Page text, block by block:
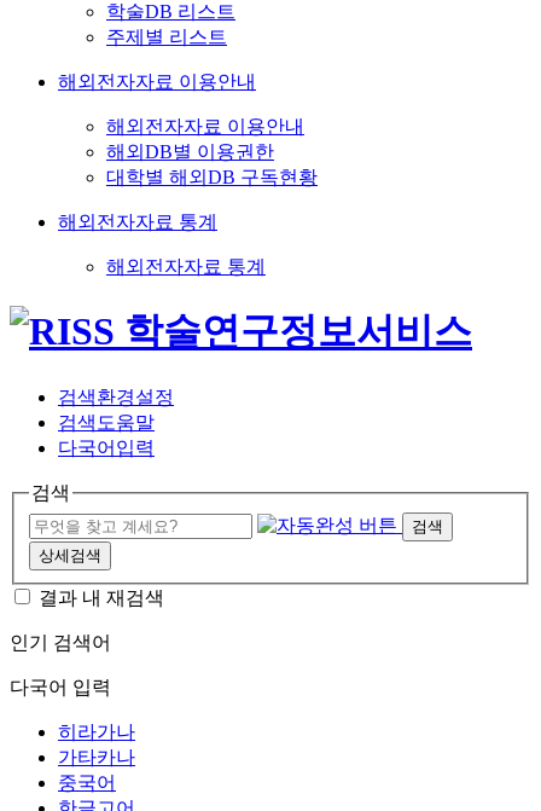
학술DB 리스트
주제별 리스트
해외전자자료 이용안내
해외전자자료 이용안내
해외DB별 이용권한
대학별 해외DB 구독현황
해외전자자료 통계
해외전자자료 통계
검색환경설정
검색도움말
다국어입력
검색
검색
상세검색
결과 내 재검색
인기 검색어
다국어 입력
히라가나
가타카나
중국어